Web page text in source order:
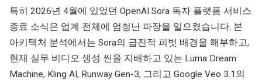
특히 2026년 4월에 있었던 OpenAI Sora 독자 플랫폼 서비스
종료 소식은 업계 전체에 엄청난 파장을 일으켰습니다. 본
아키텍처 분석에서는 Sora의 급진적 피벗 배경을 해부하고,
현재 실무 비디오 생성 씬을 지배하고 있는 Luma Dream
Machine, Kling AI, Runway Gen-3, 그리고 Google Veo 3.1의